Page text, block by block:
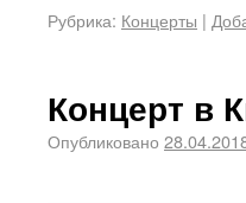
Рубрика: Концерты |
Концерт в
Опубликовано